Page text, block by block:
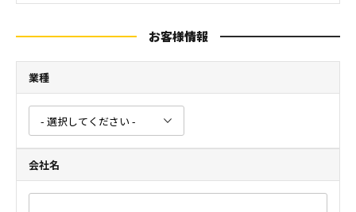
お客様情報
業種
会社名